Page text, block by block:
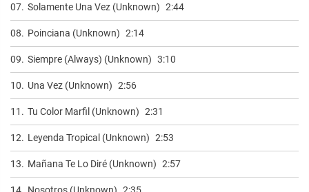
07. Solamente Una Vez (Unknown) 2:44
08. Poinciana (Unknown) 2:14
09. Siempre (Always) (Unknown) 3:10
10. Una Vez (Unknown) 2:56
11. Tu Color Marfil (Unknown) 2:31
12. Leyenda Tropical (Unknown) 2:53
13. Mañana Te Lo Diré (Unknown) 2:57
14. Nosotros (Unknown) 2:35